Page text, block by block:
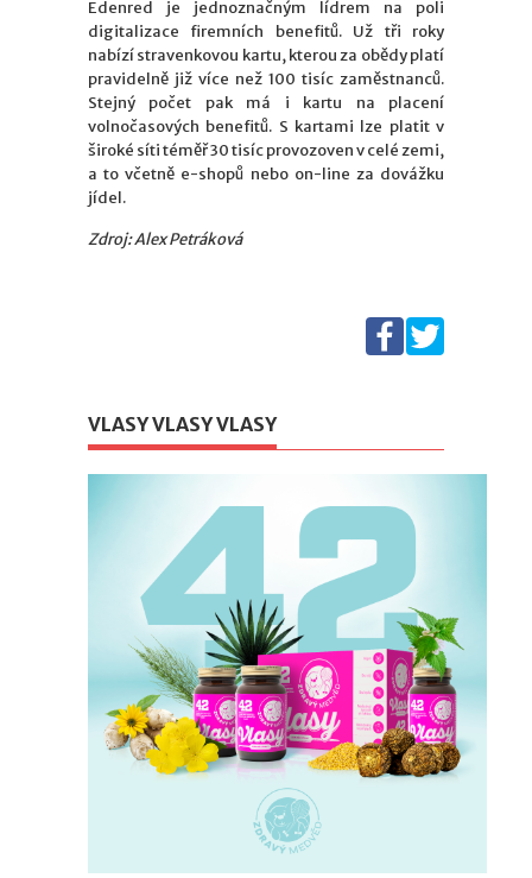
Edenred je jednoznačným lídrem na poli
digitalizace firemních benefitů. Už tři roky
nabízí stravenkovou kartu, kterou za obědy platí
pravidelně již více než 100 tisíc zaměstnanců.
Stejný počet pak má i kartu na placení
volnočasových benefitů. S kartami lze platit v
široké síti téměř 30 tisíc provozoven v celé zemi,
a to včetně e-shopů nebo on-line za dovážku
jídel.
Zdroj: Alex Petráková
VLASY VLASY VLASY